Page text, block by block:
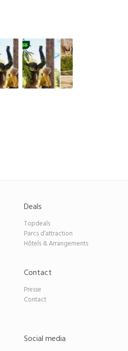
Deals
Topdeals
Parcs d’attraction
Hôtels & Arrangements
Contact
Presse
Contact
Social media